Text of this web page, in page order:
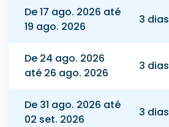
De 17 ago. 2026 até
19 ago. 2026
3 dias
De 24 ago. 2026
até 26 ago. 2026
3 dias
De 31 ago. 2026 até
02 set. 2026
3 dias